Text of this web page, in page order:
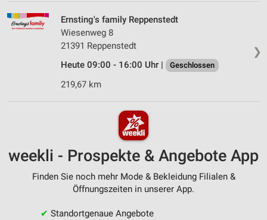
❯
Ernsting's family Reppenstedt
Wiesenweg 8
21391 Reppenstedt
Heute 09:00 - 16:00 Uhr |
Geschlossen
219,67 km
weekli - Prospekte & Angebote App
Finden Sie noch mehr Mode & Bekleidung Filialen &
Öffnungszeiten in unserer App.
✔ Standortgenaue Angebote